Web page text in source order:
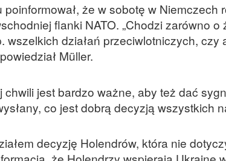
poinformował, że w sobotę w
flanki NATO. „Chodzi zarówno
wszelkich działań przeciwlotniczych,
Müller.
chwili jest bardzo ważne, aby też dać
co jest dobrą decyzją wszystkich
decyzję Holendrów, która nie